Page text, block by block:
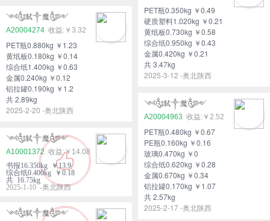
PET瓶0.350kg ￥0.49
硬质塑料1.020kg ￥0.21
黄纸板0.730kg ￥0.58
综合纸0.950kg ￥0.43
金属0.420kg ￥0.21
共 3.47kg
2025-3-12 -奥北陕西
༺༃弑༒魔༃༻
A20004274
￥3.32
PET瓶0.880kg ￥1.23
黄纸板0.180kg ￥0.14
综合纸1.400kg ￥0.63
金属0.240kg ￥0.12
铝拉罐0.190kg ￥1.2
共 2.89kg
2025-2-20 -奥北陕西
༺༃弑༒魔༃༻
A20004963
￥2.52
PET瓶0.480kg ￥0.67
PE瓶0.160kg ￥0.16
玻璃0.470kg ￥0
综合纸0.620kg ￥0.28
金属0.670kg ￥0.34
铝拉罐0.170kg ￥1.07
共 2.57kg
2025-2-17 -奥北陕西
༺༃弑༒魔༃༻
A10001372
￥14.08
书报16.350kg ￥13.9
综合纸0.400kg ￥0.18
共 16.75kg
2025-1-10 -奥北陕西
༺༃弑༒魔༃༻